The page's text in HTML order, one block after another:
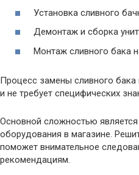
Установка сливного
Демонтаж и сборка
Монтаж сливного бака
Процесс замены сливного бака
и не требует специфических
Основной сложностью
оборудования в магазине.
поможет внимательное
рекомендациям.